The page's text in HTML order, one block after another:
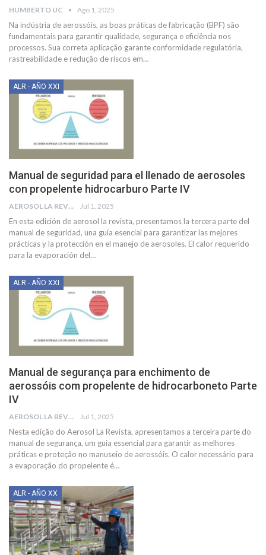
HUMBERTO UC Ago 1, 2025
Na indústria de aerossóis, as boas práticas de fabricação (BPF) são
fundamentais para garantir qualidade, segurança e eficiência nos
processos. Sua correta aplicação garante conformidade regulatória,
rastreabilidade e redução de riscos em…
ALR - AÑO XXI
Manual de seguridad para el llenado de aerosoles
con propelente hidrocarburo Parte IV
AEROSOL LA REVISTA Jul 1, 2025
En esta edición de aerosol la revista, presentamos la tercera parte del
manual de seguridad, una guía esencial para garantizar las mejores
prácticas y la protección en el manejo de aerosoles. El calor requerido
para la evaporación del…
ALR - AÑO XXI
Manual de segurança para enchimento de
aerossóis com propelente de hidrocarboneto Parte
IV
AEROSOL LA REVISTA Jul 1, 2025
Nesta edição do Aerosol La Revista, apresentamos a terceira parte do
manual de segurança, um guia essencial para garantir as melhores
práticas e proteção no manuseio de aerossóis. O calor necessário para
a evaporação do propelente é…
ALR - AÑO XX